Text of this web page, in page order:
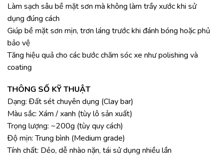
Làm sạch sâu bề mặt sơn mà không làm trầy xước khi sử
dụng đúng cách
Giúp bề mặt sơn mịn, trơn láng trước khi đánh bóng hoặc phủ
bảo vệ
Tăng hiệu quả cho các bước chăm sóc xe như polishing và
coating
THÔNG SỐ KỸ THUẬT
Dạng: Đất sét chuyên dụng (Clay bar)
Màu sắc: Xám / xanh (tùy lô sản xuất)
Trọng lượng: ~200g (tùy quy cách)
Độ mịn: Trung bình (Medium grade)
Tính chất: Dẻo, dễ nhào nặn, tái sử dụng nhiều lần